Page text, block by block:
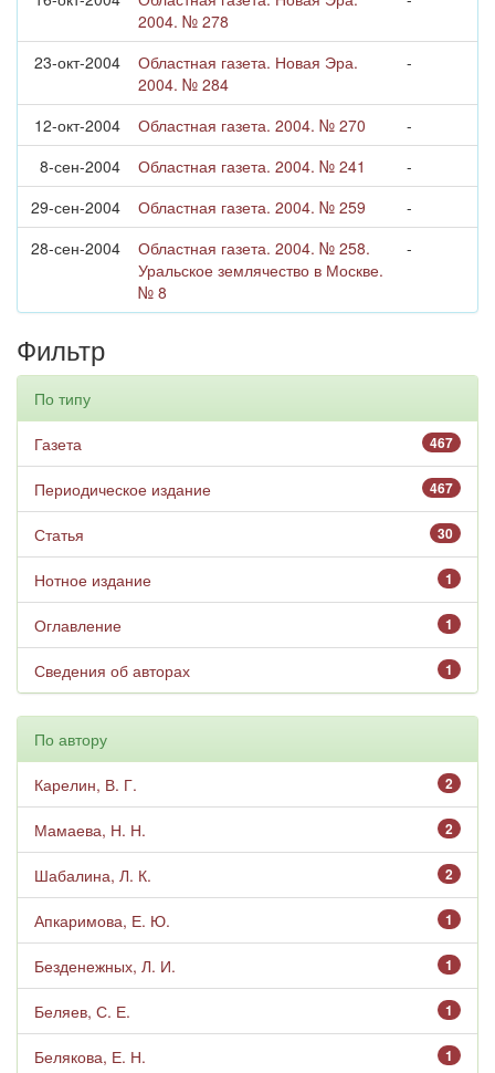
2004. № 278
23-окт-2004
Областная газета. Новая Эра.
2004. № 284
-
12-окт-2004 Областная газета. 2004. № 270
-
8-сен-2004
Областная газета. 2004. № 241
-
29-сен-2004
Областная газета. 2004. № 259
-
28-сен-2004
Областная газета. 2004. № 258.
Уральское землячество в Москве.
№ 8
-
Фильтр
По типу
467
Газета
467
Периодическое издание
30
Статья
1
Нотное издание
1
Оглавление
1
Сведения об авторах
По автору
2
Карелин, В. Г.
2
Мамаева, Н. Н.
2
Шабалина, Л. К.
1
Апкаримова, Е. Ю.
1
Безденежных, Л. И.
1
Беляев, С. Е.
1
Белякова, Е. Н.